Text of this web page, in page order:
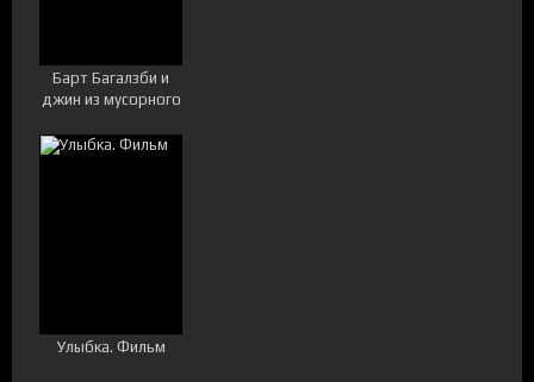
Барт Багалзби и
джин из мусорного
Улыбка. Фильм